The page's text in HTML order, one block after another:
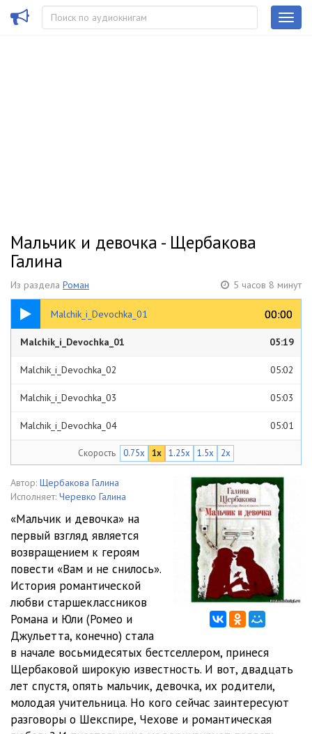
Мальчик и девочка - Щербакова
Галина
Из раздела Роман 5 часов 8 минут
Malchik_i_Devochka_01 00:00
00:00
05:19
Malchik_i_Devochka_01 05:19
Malchik_i_Devochka_02 05:02
Malchik_i_Devochka_03 05:03
Malchik_i_Devochka_04 05:01
Malchik_i_Devochka_05
Malchik_i_Devochka_06 05:00
05:02
Malchik_i_Devochka_08 05:02
Malchik_i_Devochka_09 05:01
Malchik_i_Devochka_10 05:00
Malchik_i_Devochka_11
Malchik_i_Devochka_12
Malchik_i_Devochka_13 05:01
Malchik_i_Devochka_14 05:03
Скорость 0.75x 1x 1.25x 1.5x 2x
Автор: Щербакова Галина
Исполняет: Черевко Галина
«Мальчик и девочка» на
первый взгляд является
возвращением к героям
повести «Вам и не снилось».
История романтической
любви старшеклассников
Романа и Юли (Ромео и
Джульетта, конечно) стала
в начале восьмидесятых бестселлером, принеся
Щербаковой широкую известность. И вот, двадцать
лет спустя, опять мальчик, девочка, их родители,
молодая учительница. Но кого сейчас заинтересуют
разговоры о Шекспире, Чехове и романтическая